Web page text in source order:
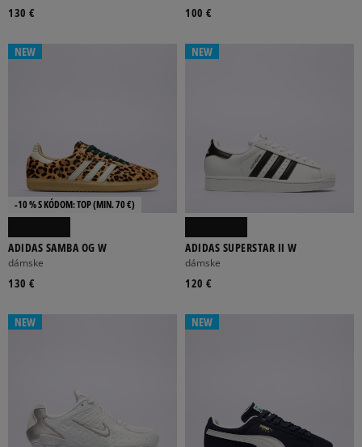
130 € 100 €
NEW
-10 % S KÓDOM: TOP (MIN. 70 €)
ADIDAS SAMBA OG W
dámske
130 €
NEW
ADIDAS SUPERSTAR II W
dámske
120 €
NEW NEW